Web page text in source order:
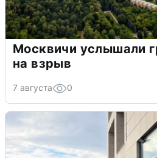
Москвичи услышали
на взрыв
7 августа 0